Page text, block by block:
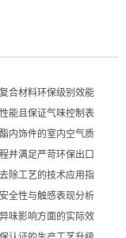
合材料环保级别效能
能且保证气味控制表
内饰件的室内空气质
并满足严苛环保出口
除工艺的技术应用指
全性与触感表现分析
味影响方面的实际效